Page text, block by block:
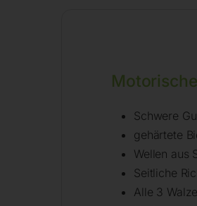
Schwere
gehärtete
Wellen aus
Seitliche
Alle 3